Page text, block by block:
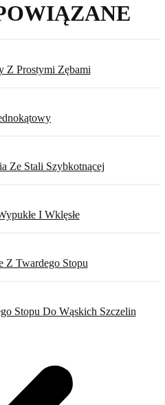
Z Prostymi Zębami
Ze Stali Szybkotnącej
I Wklęsłe
Z Twardego Stopu
Stopu Do Wąskich Szczelin